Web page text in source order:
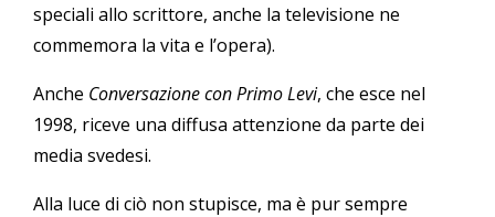
speciali allo scrittore, anche la televisione ne
commemora la vita e l’opera).
Anche Conversazione con Primo Levi, che esce nel
1998, riceve una diffusa attenzione da parte dei
media svedesi.
Alla luce di ciò non stupisce, ma è pur sempre